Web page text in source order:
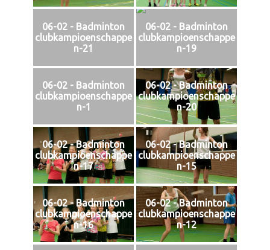
06-02 - Badminton
clubkampioenschappe
n-21
06-02 - Badminton
clubkampioenschappe
n-19
06-02 - Badminton
clubkampioenschappe
n-1
06-02 - Badminton
clubkampioenschappe
n-20
06-02 - Badminton
clubkampioenschappe
n-17
06-02 - Badminton
clubkampioenschappe
n-15
06-02 - Badminton
clubkampioenschappe
n-16
06-02 - Badminton
clubkampioenschappe
n-12